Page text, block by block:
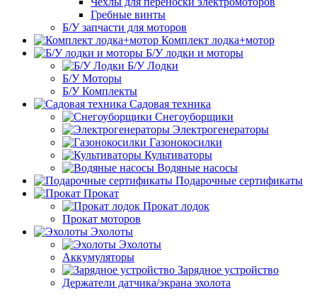
Гребные винты
Б/У запчасти для моторов
Комплект лодка+мотор
Б/У лодки и моторы
Б/У Лодки
Б/У Моторы
Б/У Комплекты
Садовая техника
Снегоуборщики
Электрогенераторы
Газонокосилки
Культиваторы
Водяные насосы
Подарочные сертификаты
Прокат
Прокат лодок
Прокат моторов
Эхолоты
Эхолоты
Аккумуляторы
Зарядное устройство
Держатели датчика/экрана эхолота